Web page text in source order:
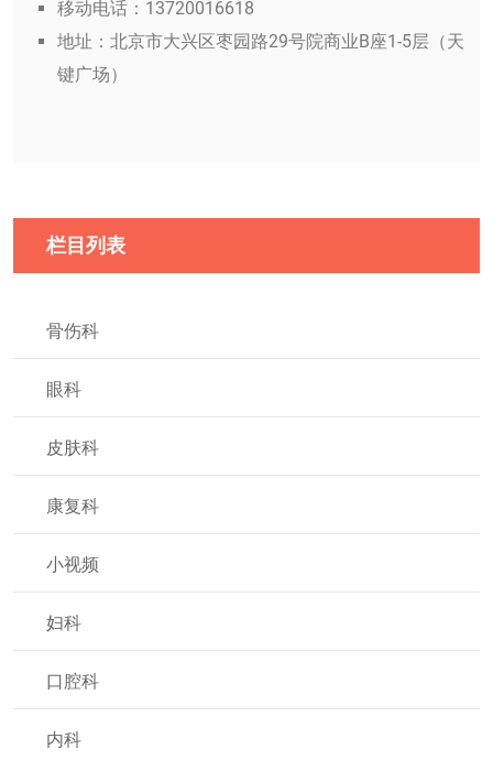
移动电话：13720016618
地址：北京市大兴区枣园路29号院商业B座1-5层（天
键广场）
栏目列表
骨伤科
眼科
皮肤科
康复科
小视频
妇科
口腔科
内科